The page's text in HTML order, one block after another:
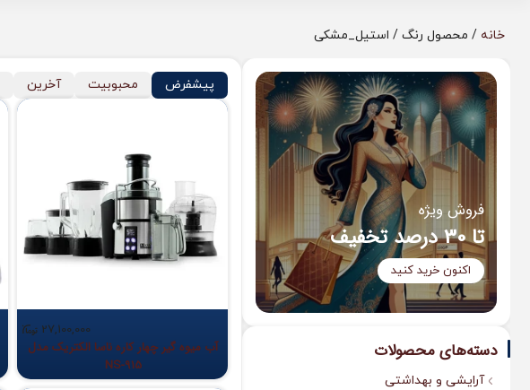
خانه / محصول رنگ / استیل_مشکی
فروش ویژه
تا 30 درصد تخفیف
اکنون خرید کنید
دسته‌های محصولات
آرایشی و بهداشتی
پیشفرض محبوبیت آخرین
27,100,000
آب میوه گیر چهار کاره ناسا الکتریک مدل
NS-915